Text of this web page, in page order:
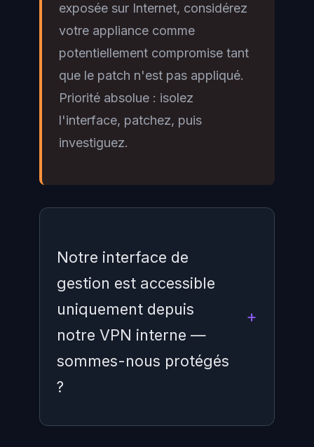
exposée sur Internet, considérez
votre appliance comme
potentiellement compromise tant
que le patch n'est pas appliqué.
Priorité absolue : isolez
l'interface, patchez, puis
investiguez.
Notre interface de
gestion est accessible
uniquement depuis
notre VPN interne —
sommes-nous protégés
?